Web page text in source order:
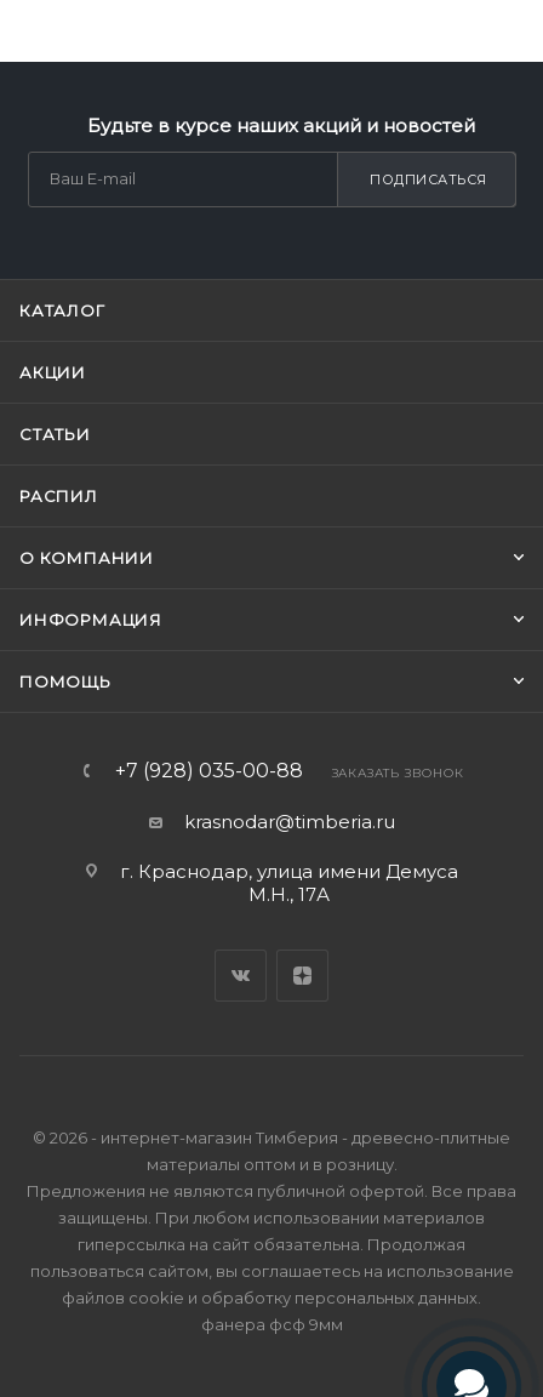
Будьте в курсе наших акций и новостей
ПОДПИСАТЬСЯ
КАТАЛОГ
АКЦИИ
СТАТЬИ
РАСПИЛ
О КОМПАНИИ
ИНФОРМАЦИЯ
ПОМОЩЬ
+7 (928) 035-00-88 ЗАКАЗАТЬ ЗВОНОК
krasnodar@timberia.ru
г. Краснодар, улица имени Демуса
М.Н., 17А
© 2026 - интернет-магазин Тимберия - древесно-плитные
материалы оптом и в розницу.
Предложения не являются публичной офертой. Все права
защищены. При любом использовании материалов
гиперссылка на сайт обязательна. Продолжая
пользоваться сайтом, вы соглашаетесь на использование
файлов cookie и обработку персональных данных
фанера фсф 9мм